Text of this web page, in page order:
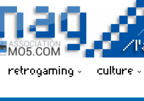
retrogaming culture